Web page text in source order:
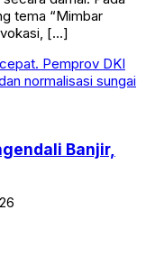
tema “Mimbar
[…]
Banjir,